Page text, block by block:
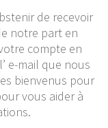
de recevoir
notre part en
compte en
e-mail que nous
bienvenus pour
vous aider à